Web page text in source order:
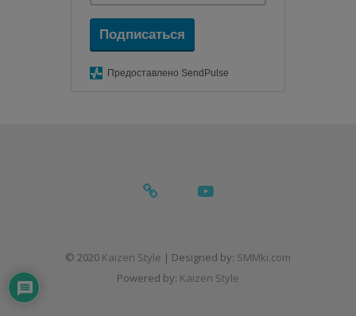
Подписаться
Предоставлено SendPulse
telegramyoutube
© 2020 Kaizen Style | Designed by: SMMki.com
Powered by: Kaizen Style